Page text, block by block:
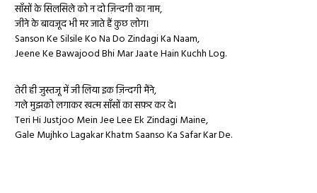
साँसों के सिलसिले को न दो ज़िन्दगी का नाम,
जीने के बावजूद भी मर जाते हैं कुछ लोग।
Sanson Ke Silsile Ko Na Do Zindagi Ka Naam,
Jeene Ke Bawajood Bhi Mar Jaate Hain Kuchh Log.
तेरी ही जुस्तजू में जी लिया इक ज़िन्दगी मैंने,
गले मुझको लगाकर खत्म साँसों का सफ़र कर दे।
Teri Hi Justjoo Mein Jee Lee Ek Zindagi Maine,
Gale Mujhko Lagakar Khatm Saanso Ka Safar Kar De.